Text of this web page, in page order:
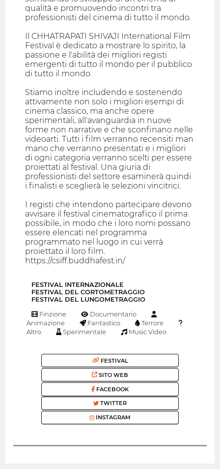
qualità e promuovendo incontri tra
professionisti del cinema di tutto il mondo.
Il CHHATRAPATI SHIVAJI International Film
Festival è dedicato a mostrare lo spirito, la
passione e l'abilità dei migliori registi
emergenti di tutto il mondo per il pubblico
di tutto il mondo.
Stiamo inoltre includendo e sostenendo
attivamente non solo i migliori esempi di
cinema classico, ma anche opere
sperimentali, all'avanguardia in nuove
forme non narrative e che sconfinano nelle
videoarti. Tutti i film verranno recensiti man
mano che verranno presentati e i migliori
di ogni categoria verranno scelti per essere
proiettati al festival. Una giuria di
professionisti del settore esaminerà quindi
i finalisti e sceglierà le selezioni vincitrici.
I registi che intendono partecipare devono
avvisare il festival cinematografico il prima
possibile, in modo che i loro nomi possano
essere elencati nel programma
programmato nel luogo in cui verrà
proiettato il loro film.
https://csiff.buddhafest.in/
FESTIVAL INTERNAZIONALE
FESTIVAL DEL CORTOMETRAGGIO
FESTIVAL DEL LUNGOMETRAGGIO
Finzione
Documentario
Animazione
Fantastico
Terrore
Altro
Sperimentale Music Video
FESTIVAL
SITO WEB
FACEBOOK
TWITTER
INSTAGRAM